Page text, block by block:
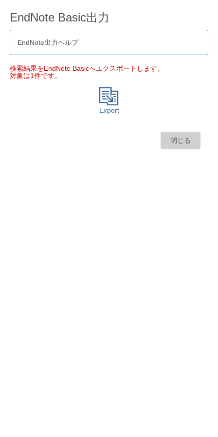
EndNote Basic出力
EndNote出力ヘルプ
検索結果をEndNote Basicへエクスポートします。
対象は1件です。
Export